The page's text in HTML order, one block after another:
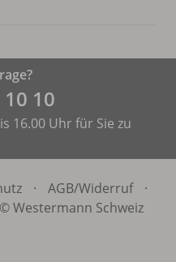
10
16.00 Uhr für Sie zu
· AGB/Widerruf
·
© Westermann Schweiz